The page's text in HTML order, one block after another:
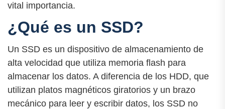
vital importancia.
¿Qué es un SSD?
Un SSD es un dispositivo de almacenamiento de
alta velocidad que utiliza memoria flash para
almacenar los datos. A diferencia de los HDD, que
utilizan platos magnéticos giratorios y un brazo
mecánico para leer y escribir datos, los SSD no